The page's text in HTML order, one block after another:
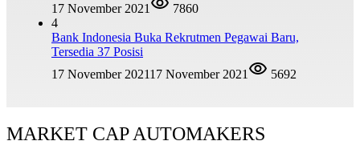
17 November 2021
7860
4
Bank Indonesia Buka Rekrutmen Pegawai Baru,
Tersedia 37 Posisi
17 November 202117 November 2021 5692
MARKET CAP AUTOMAKERS